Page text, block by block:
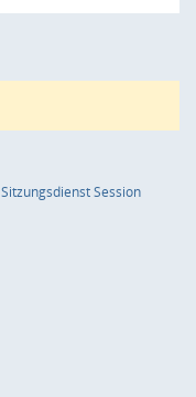
SitzungsdienstSession(Wird in